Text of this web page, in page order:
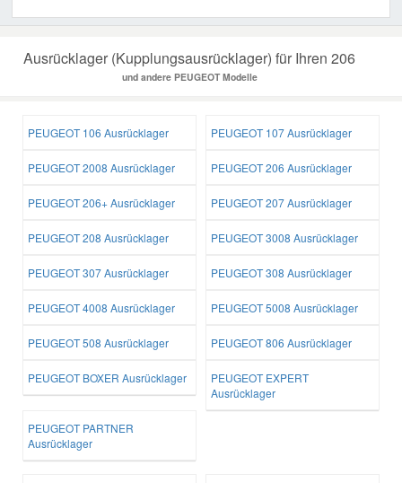
Ausrücklager (Kupplungsausrücklager) für Ihren 206
und andere PEUGEOT Modelle
PEUGEOT 106 Ausrücklager PEUGEOT 107 Ausrücklager
PEUGEOT 2008 Ausrücklager PEUGEOT 206 Ausrücklager
PEUGEOT 206+ Ausrücklager PEUGEOT 207 Ausrücklager
PEUGEOT 208 Ausrücklager PEUGEOT 3008 Ausrücklager
PEUGEOT 307 Ausrücklager PEUGEOT 308 Ausrücklager
PEUGEOT 4008 Ausrücklager PEUGEOT 5008 Ausrücklager
PEUGEOT 508 Ausrücklager PEUGEOT 806 Ausrücklager
PEUGEOT BOXER Ausrücklager
PEUGEOT EXPERT
Ausrücklager
PEUGEOT PARTNER
Ausrücklager